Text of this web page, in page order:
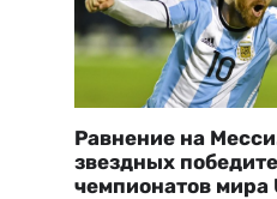
Равнение на
звездных
чемпионатов мира